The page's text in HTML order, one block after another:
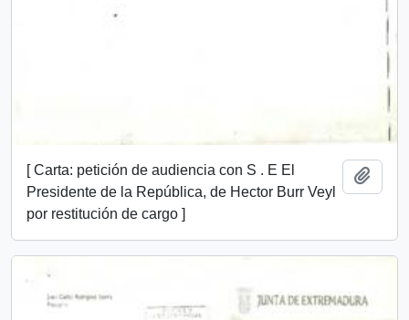
[ Carta: petición de audiencia con S . E El
Presidente de la República, de Hector Burr Veyl
por restitución de cargo ]